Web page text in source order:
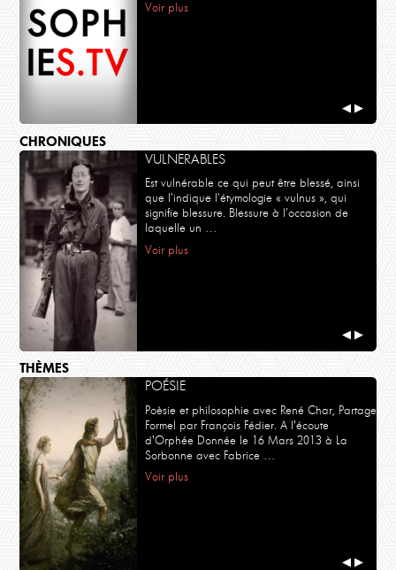
Voir plus
◀ ▶
CHRONIQUES
VULNERABLES
Est vulnérable ce qui peut être blessé, ainsi
que l’indique l’étymologie « vulnus », qui
signifie blessure. Blessure à l’occasion de
laquelle un …
Voir plus
◀ ▶
THÈMES
POÉSIE
Poèsie et philosophie avec René Char, Partage
Formel par François Fédier. A l'écoute
d'Orphée Donnée le 16 Mars 2013 à La
Sorbonne avec Fabrice …
Voir plus
◀ ▶